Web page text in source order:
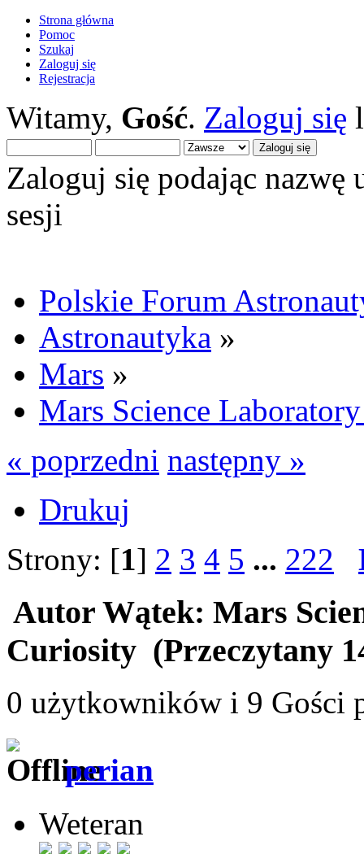
Strona główna
Pomoc
Szukaj
Zaloguj się
Rejestracja
Witamy, Gość. Zaloguj się
Zaloguj się podając nazwę
sesji
Polskie Forum
Astronautyka »
Mars »
Mars Science
« poprzedni następny »
Drukuj
Strony: [1] 2 3 4 5 ... 222
Autor Wątek: Mars
Curiosity (Przeczytany
0 użytkowników i 9 Gości
perian
Weteran